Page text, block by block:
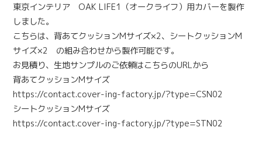
東京インテリア OAK LIFE1（オークライフ）用カバーを製作
しました。
こちらは、背あてクッションMサイズ×2、シートクッションM
サイズ×2 の組み合わせから製作可能です。
お見積り、生地サンプルのご依頼はこちらのURLから
背あてクッションMサイズ
https://contact.cover-ing-factory.jp/?type=CSN02
シートクッションMサイズ
https://contact.cover-ing-factory.jp/?type=STN02